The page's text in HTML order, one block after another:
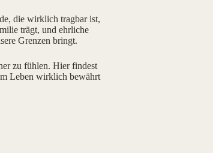
die wirklich tragbar ist,
trägt, und ehrliche
Grenzen bringt.
zu fühlen. Hier findest
Leben wirklich bewährt